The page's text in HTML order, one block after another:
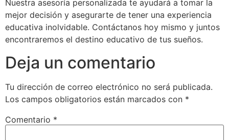
Nuestra asesoría personalizada te ayudará a tomar la
mejor decisión y asegurarte de tener una experiencia
educativa inolvidable. Contáctanos hoy mismo y juntos
encontraremos el destino educativo de tus sueños.
Deja un comentario
Tu dirección de correo electrónico no será publicada.
Los campos obligatorios están marcados con *
Comentario *